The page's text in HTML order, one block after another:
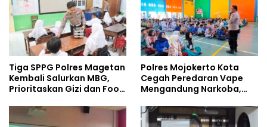
Tiga SPPG Polres Magetan
Kembali Salurkan MBG,
Prioritaskan Gizi dan Food
Polres Mojokerto Kota
Cegah Peredaran Vape
Mengandung Narkoba,
Kalangan Remaja